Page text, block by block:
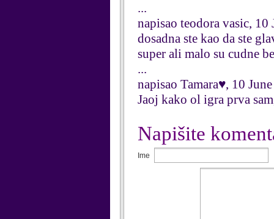
...
napisao teodora vasic, 10
dosadna ste kao da ste
super ali malo su cudne
...
napisao Tamara♥, 10
Jaoj kako ol igra prva
Napišite
Ime